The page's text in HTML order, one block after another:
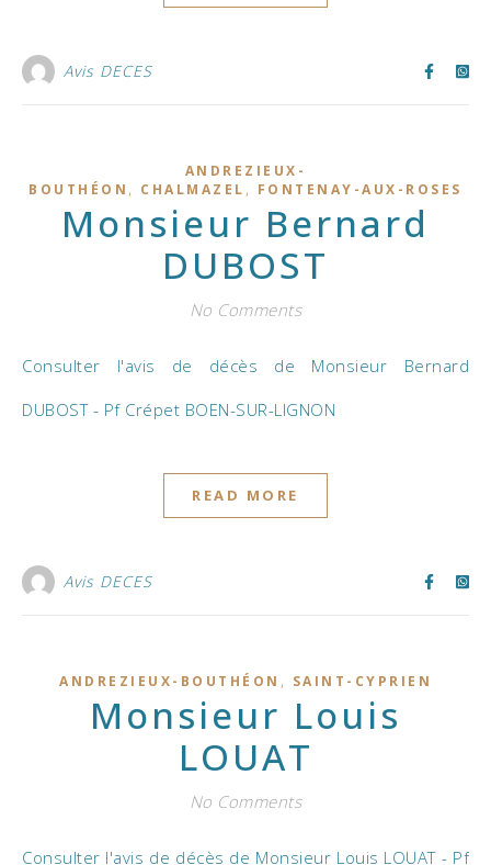
Avis DECES
ANDREZIEUX-
BOUTHÉON , CHALMAZEL , FONTENAY-AUX-ROSES
Monsieur Bernard
DUBOST
No Comments
Consulter l'avis de décès de Monsieur Bernard
DUBOST - Pf Crépet BOEN-SUR-LIGNON
READ MORE
Avis DECES
ANDREZIEUX-BOUTHÉON , SAINT-CYPRIEN
Monsieur Louis
LOUAT
No Comments
Consulter l'avis de décès de Monsieur Louis LOUAT - Pf